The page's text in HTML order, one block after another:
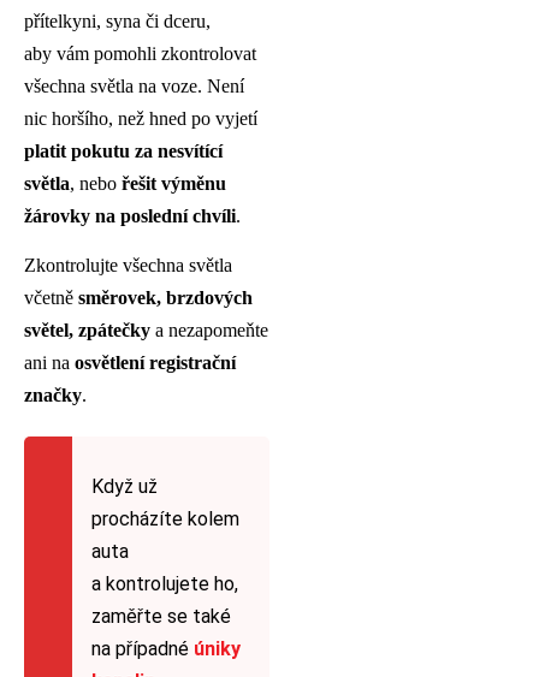
přítelkyni, syna či dceru,
aby vám pomohli zkontrolovat
všechna světla na voze. Není
nic horšího, než hned po vyjetí
platit pokutu za nesvítící
světla, nebo řešit výměnu
žárovky na poslední chvíli.
Zkontrolujte všechna světla
včetně směrovek, brzdových
světel, zpátečky a nezapomeňte
ani na osvětlení registrační
značky.
Když už
procházíte kolem
auta
a kontrolujete ho,
zaměřte se také
na případné úniky